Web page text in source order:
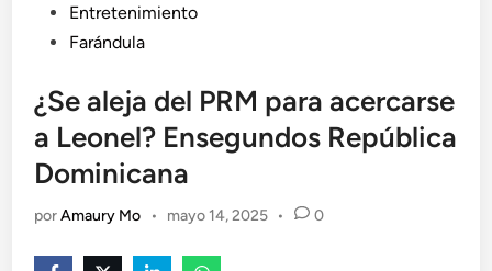
Publicado
en
Entretenimiento
Farándula
¿Se aleja del PRM para acercarse
a Leonel? Ensegundos República
Dominicana
porAmaury Mo • mayo 14, 2025 • 0